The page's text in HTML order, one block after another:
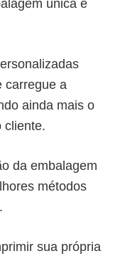
única e
carregue a
ainda mais o
cliente.
da embalagem
métodos
sua própria